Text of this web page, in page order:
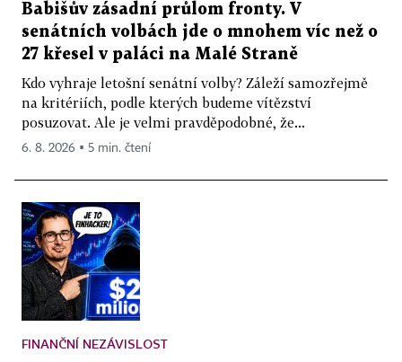
Babišův zásadní průlom fronty. V
senátních volbách jde o mnohem víc než o
27 křesel v paláci na Malé Straně
Kdo vyhraje letošní senátní volby? Záleží samozřejmě
na kritériích, podle kterých budeme vítězství
posuzovat. Ale je velmi pravděpodobné, že...
6. 8. 2026 ▪ 5 min. čtení
FINANČNÍ NEZÁVISLOST